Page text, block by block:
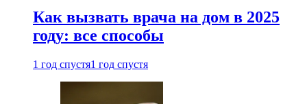
Как вызвать врача на дом в 2025
году: все способы
1 год спустя1 год спустя